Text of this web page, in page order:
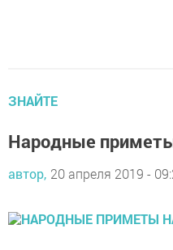
ЗНАЙТЕ
Народные
автор, 20 апреля 2019 -